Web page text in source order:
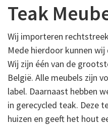
Teak
Wij importeren
Mede hierdoor kunnen
Wij zijn één van de
België. Alle meubels zijn
label. Daarnaast hebben
in gerecycled teak. Deze
huizen en geeft het hout